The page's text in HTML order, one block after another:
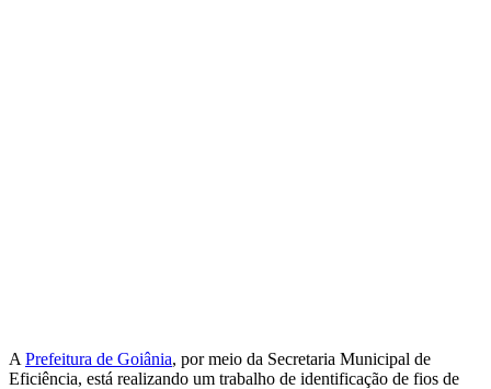
APrefeitura de Goiânia, por meio da Secretaria Municipal de
Eficiência, está realizando um trabalho de identificação de fios de